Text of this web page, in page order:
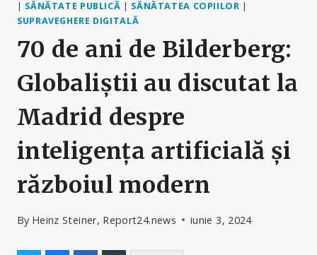
| SĂNĂTATE PUBLICĂ | SĂNĂTATEA COPIILOR |
SUPRAVEGHERE DIGITALĂ
70 de ani de Bilderberg:
Globaliștii au discutat la
Madrid despre
inteligența artificială și
războiul modern
By Heinz Steiner, Report24.news iunie 3, 2024